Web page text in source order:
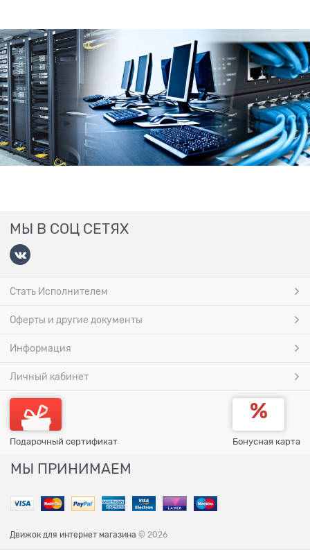
МЫ В СОЦ СЕТЯХ
Стать Исполнителем
Оферты и другие документы
Информация
Личный кабинет
Подарочный сертификат Бонусная карта
МЫ ПРИНИМАЕМ
Движок для интернет магазина © 2026